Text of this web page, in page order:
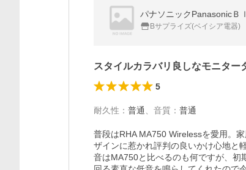
パナソニックPanasonicＢ
Bサプライズ(ベイシア電器)
スタイルカラバリ良しなモニター
5
耐久性 ： 普通 音質 ： 普通
普段はRHA MA750 Wirelessを愛用。
ザインに惹かれ評判の良いかけ心地と
音はMA750と比べるのも何ですが、初